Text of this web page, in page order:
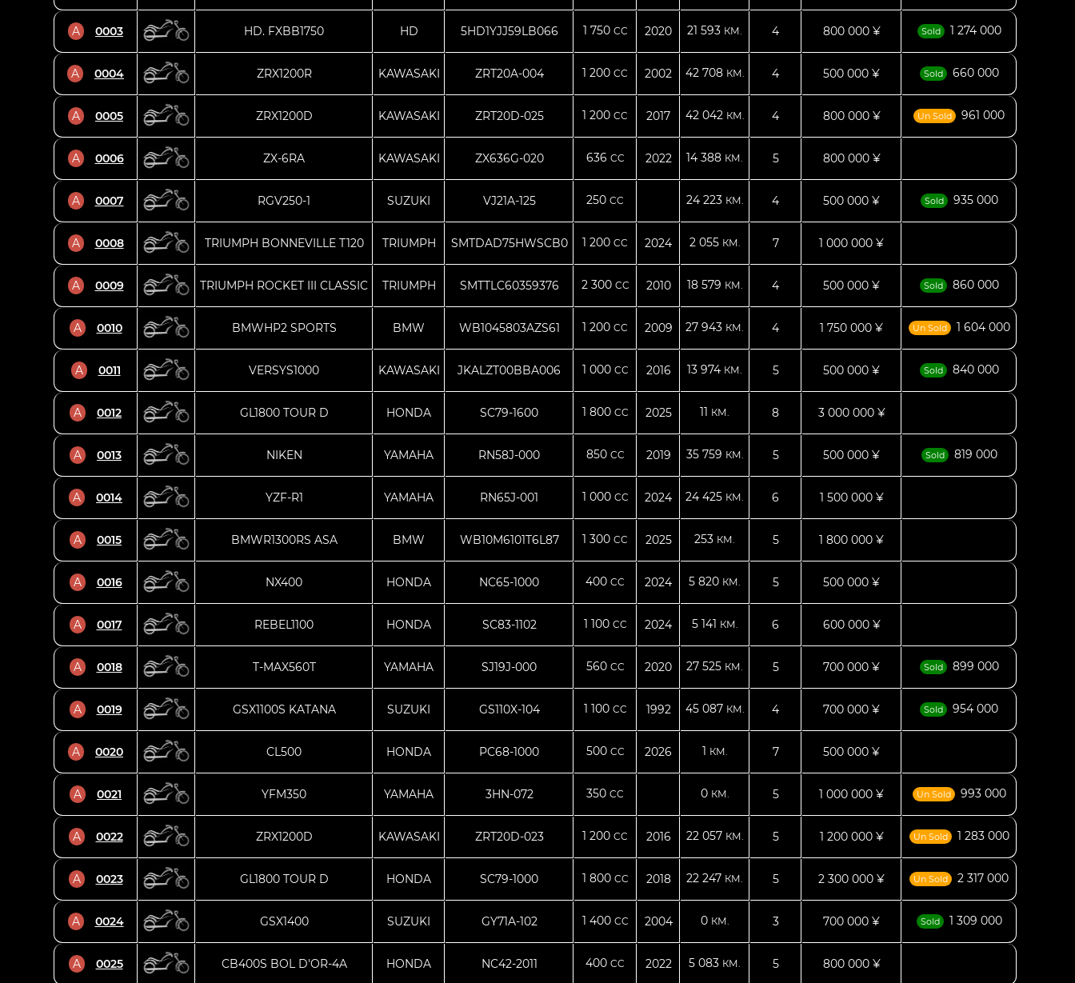
A 0003 HD. FXBB1750 HD 5HD1YJJ59LB066 1 750 CC 2020 21 593 КМ. 4 800 000 ¥ Sold 1 274 000
A 0004 ZRX1200R KAWASAKI ZRT20A-004 1 200 CC 2002 42 708 КМ. 4 500 000 ¥ Sold 660 000
A 0005 ZRX1200D KAWASAKI ZRT20D-025 1 200 CC 2017 42 042 КМ. 4 800 000 ¥ Un Sold 961 000
A 0006 ZX-6RA KAWASAKI ZX636G-020 636 CC 2022 14 388 КМ. 5 800 000 ¥
A 0007 RGV250-1 SUZUKI VJ21A-125 250 CC 24 223 КМ. 4 500 000 ¥ Sold 935 000
A 0008 TRIUMPH BONNEVILLE T120 TRIUMPH SMTDAD75HWSCB0 1 200 CC 2024 2 055 КМ. 7 1 000 000 ¥
A 0009 TRIUMPH ROCKET III CLASSIC TRIUMPH SMTTLC60359376 2 300 CC 2010 18 579 КМ. 4 500 000 ¥ Sold 860 000
A 0010 BMWHP2 SPORTS BMW WB1045803AZS61 1 200 CC 2009 27 943 КМ. 4 1 750 000 ¥ Un Sold 1 604 000
A 0011 VERSYS1000 KAWASAKI JKALZT00BBA006 1 000 CC 2016 13 974 КМ. 5 500 000 ¥ Sold 840 000
A 0012 GL1800 TOUR D HONDA SC79-1600 1 800 CC 2025 11 КМ. 8 3 000 000 ¥
A 0013 NIKEN YAMAHA RN58J-000 850 CC 2019 35 759 КМ. 5 500 000 ¥ Sold 819 000
A 0014 YZF-R1 YAMAHA RN65J-001 1 000 CC 2024 24 425 КМ. 6 1 500 000 ¥
A 0015 BMWR1300RS ASA BMW WB10M6101T6L87 1 300 CC 2025 253 КМ. 5 1 800 000 ¥
A 0016 NX400 HONDA NC65-1000 400 CC 2024 5 820 КМ. 5 500 000 ¥
A 0017 REBEL1100 HONDA SC83-1102 1 100 CC 2024 5 141 КМ. 6 600 000 ¥
A 0018 T-MAX560T YAMAHA SJ19J-000 560 CC 2020 27 525 КМ. 5 700 000 ¥ Sold 899 000
A 0019 GSX1100S KATANA SUZUKI GS110X-104 1 100 CC 1992 45 087 КМ. 4 700 000 ¥ Sold 954 000
A 0020 CL500 HONDA PC68-1000 500 CC 2026 1 КМ. 7 500 000 ¥
A 0021 YFM350 YAMAHA 3HN-072 350 CC 0 КМ. 5 1 000 000 ¥ Un Sold 993 000
A 0022 ZRX1200D KAWASAKI ZRT20D-023 1 200 CC 2016 22 057 КМ. 5 1 200 000 ¥ Un Sold 1 283 000
A 0023 GL1800 TOUR D HONDA SC79-1000 1 800 CC 2018 22 247 КМ. 5 2 300 000 ¥ Un Sold 2 317 000
A 0024 GSX1400 SUZUKI GY71A-102 1 400 CC 2004 0 КМ. 3 700 000 ¥ Sold 1 309 000
A 0025 CB400S BOL D'OR-4A HONDA NC42-2011 400 CC 2022 5 083 КМ. 5 800 000 ¥